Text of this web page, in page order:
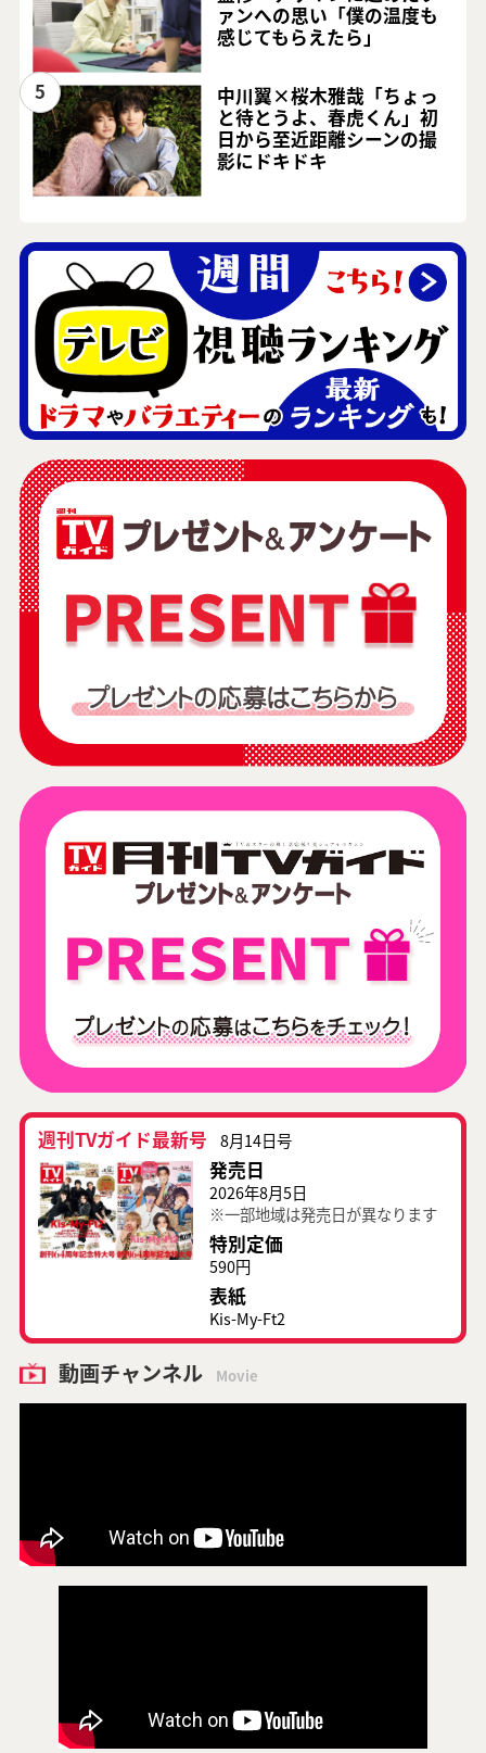
ァンへの思い「僕の温度も
感じてもらえたら」
5
中川翼×桜木雅哉「ちょっ
と待とうよ、春虎くん」初
日から至近距離シーンの撮
影にドキドキ
週刊TVガイド最新号 8月14日号
発売日
2026年8月5日
※一部地域は発売日が異なります
特別定価
590円
表紙
Kis-My-Ft2
動画チャンネル Movie